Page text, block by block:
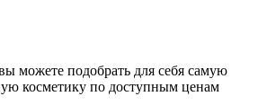
можете подобрать для себя самую
косметику по доступным ценам